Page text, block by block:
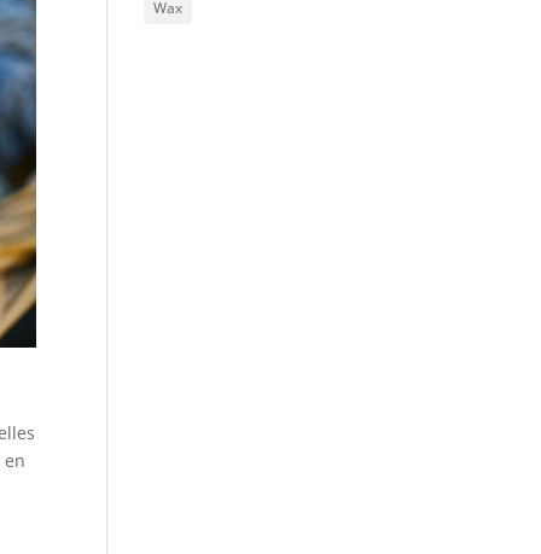
en
Wax